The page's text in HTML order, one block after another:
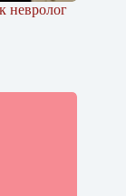
невролог